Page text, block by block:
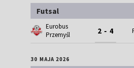
Futsal
Eurobus
Przemyśl
2 - 4
30 MAJA 2026